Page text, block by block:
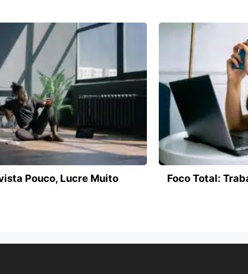
Pouco, Lucre Muito Foco Total: